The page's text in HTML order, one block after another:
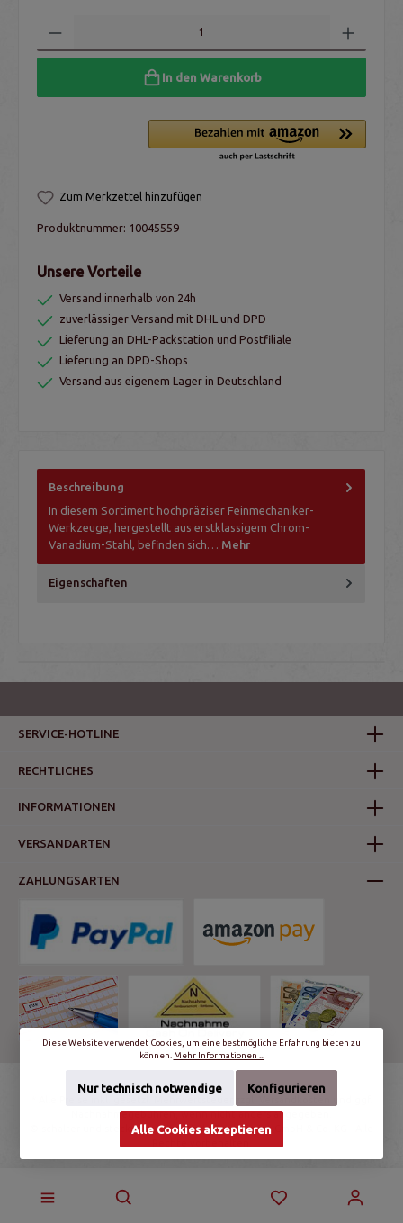
In den Warenkorb
Zum Merkzettel hinzufügen
Produktnummer: 10045559
Unsere Vorteile
Versand innerhalb von 24h
zuverlässiger Versand mit DHL und DPD
Lieferung an DHL-Packstation und Postfiliale
Lieferung an DPD-Shops
Versand aus eigenem Lager in Deutschland
Beschreibung
In diesem Sortiment hochpräziser Feinmechaniker-
Werkzeuge, hergestellt aus erstklassigem Chrom-
Vanadium-Stahl, befinden sich… Mehr
Eigenschaften
SERVICE-HOTLINE
RECHTLICHES
INFORMATIONEN
VERSANDARTEN
ZAHLUNGSARTEN
Nachnahmegebühren, wenn nicht anders angegeben.
© schalter-und-steckdosen.de | World Trading Net GmbH & Co. KG - Alle
Diese Website verwendet Cookies, um eine bestmögliche Erfahrung bieten zu
können. Mehr Informationen ...
Nur technisch notwendige Konfigurieren
Alle Cookies akzeptieren